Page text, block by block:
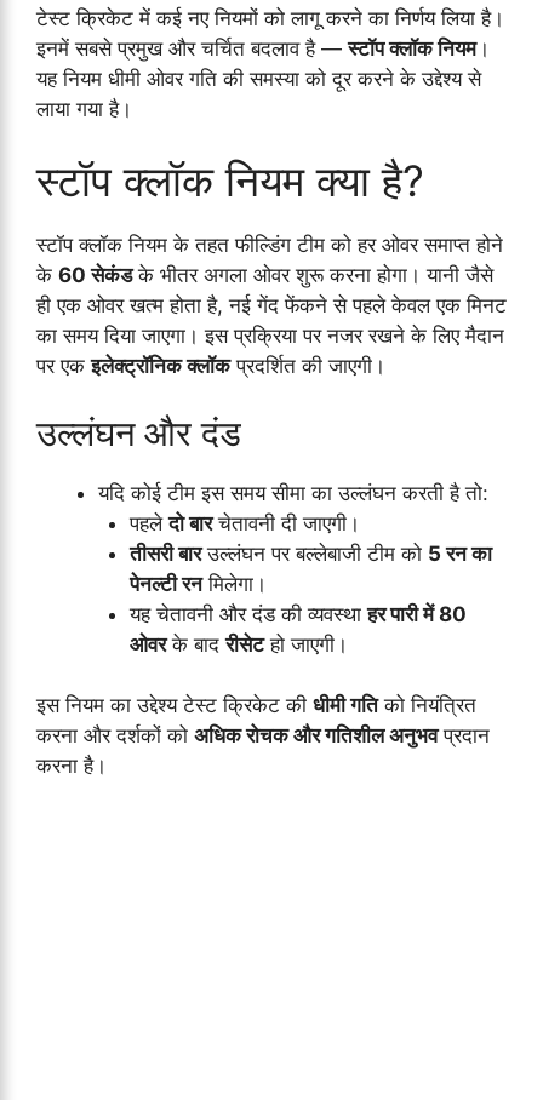
टेस्ट क्रिकेट में कई नए नियमों को लागू करने का निर्णय लिया है।
इनमें सबसे प्रमुख और चर्चित बदलाव है —स्टॉप क्लॉक नियम।
यह नियम धीमी ओवर गति की समस्या को दूर करने के उद्देश्य से
लाया गया है।
स्टॉप क्लॉक नियम क्या है?
स्टॉप क्लॉक नियम के तहत फील्डिंग टीम को हर ओवर समाप्त होने
के 60 सेकंडके भीतर अगला ओवर शुरू करना होगा। यानी जैसे
ही एक ओवर खत्म होता है, नई गेंद फेंकने से पहले केवल एक मिनट
का समय दिया जाएगा। इस प्रक्रिया पर नजर रखने के लिए मैदान
पर एकइलेक्ट्रॉनिक क्लॉकप्रदर्शित की जाएगी।
उल्लंघन और दंड
यदि कोई टीम इस समय सीमा का उल्लंघन करती है तो:
पहलेदो बारचेतावनी दी जाएगी।
तीसरी बारउल्लंघन पर बल्लेबाजी टीम को 5 रन का
पेनल्टी रनमिलेगा।
यह चेतावनी और दंड की व्यवस्थाहर पारी में 80
ओवरके बादरीसेटहो जाएगी।
इस नियम का उद्देश्य टेस्ट क्रिकेट की धीमी गतिको नियंत्रित
करना और दर्शकों को अधिक रोचक और गतिशील अनुभवप्रदान
करना है।